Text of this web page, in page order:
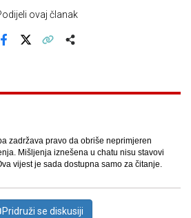
ovaj članak
Facebook
zadržava pravo da obriše neprimjeren
Mišljenja iznešena u chatu nisu stavovi
vijest je sada dostupna samo za čitanje.
Pridruži se diskusiji